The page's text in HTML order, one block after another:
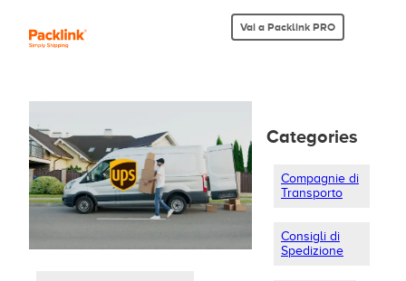
Vai a Packlink PRO
Categories
Compagnie di
Transporto
Consigli di
Spedizione